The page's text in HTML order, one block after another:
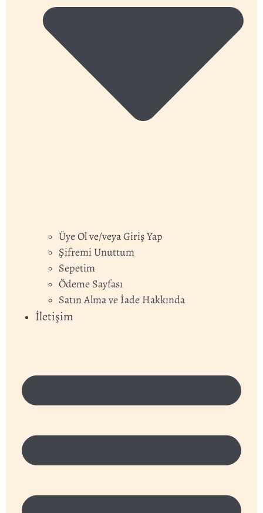
Üye Ol ve/veya Giriş Yap
Şifremi Unuttum
Sepetim
Ödeme Sayfası
Satın Alma ve İade Hakkında
İletişim